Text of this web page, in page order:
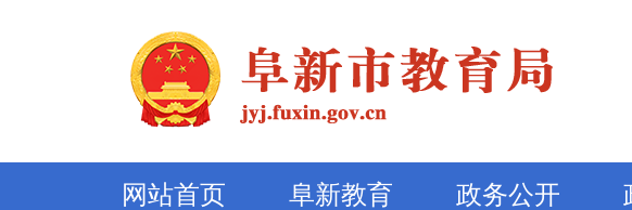
网站首页 阜新教育 政务公开